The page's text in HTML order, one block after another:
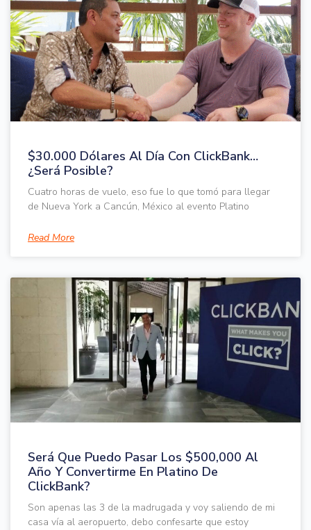
$30.000 Dólares Al Día Con ClickBank…
¿Será Posible?
Cuatro horas de vuelo, eso fue lo que tomó para llegar
de Nueva York a Cancún, México al evento Platino
Read More
Será Que Puedo Pasar Los $500,000 Al
Año Y Convertirme En Platino De
ClickBank?
Son apenas las 3 de la madrugada y voy saliendo de mi
casa vía al aeropuerto, debo confesarte que estoy